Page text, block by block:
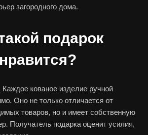
загородного дома.
подарок
Каждое кованое изделие ручной
Оно не только отличается от
товаров, но и имеет собственную
Получатель подарка оценит усилия,